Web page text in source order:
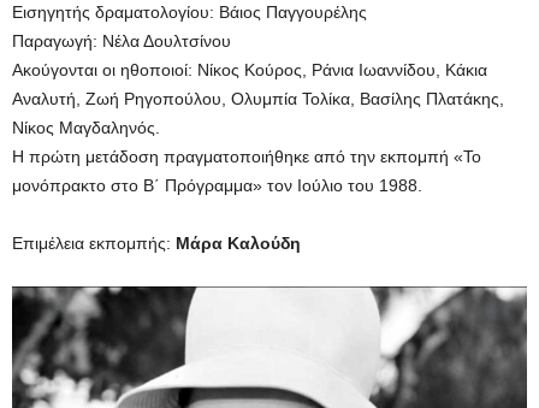
Εισηγητής δραματολογίου: Βάιος Παγγουρέλης
Παραγωγή: Νέλα Δουλτσίνου
Ακούγονται οι ηθοποιοί: Νίκος Κούρος, Ράνια Ιωαννίδου, Κάκια
Αναλυτή, Ζωή Ρηγοπούλου, Ολυμπία Τολίκα, Βασίλης Πλατάκης,
Νίκος Μαγδαληνός.
Η πρώτη μετάδοση πραγματοποιήθηκε από την εκπομπή «Το
μονόπρακτο στο Β΄ Πρόγραμμα» τον Ιούλιο του 1988.
Επιμέλεια εκπομπής: Μάρα Καλούδη